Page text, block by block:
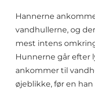
Hannerne
vandhullerne, og
mest intens
Hunnerne går efter
ankommer til
øjeblikke, før en